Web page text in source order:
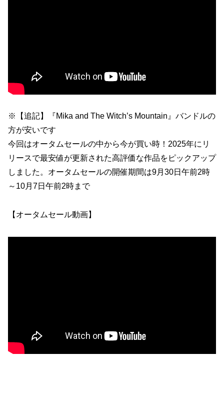
※【追記】『Mika and The Witch’s Mountain』バンドルの
方が安いです
今回はオータムセールの中から今が買い時！2025年にリ
リースで最安値が更新された高評価な作品をピックアップ
しました。オータムセールの開催期間は9月30日午前2時
～10月7日午前2時まで
【オータムセール動画】